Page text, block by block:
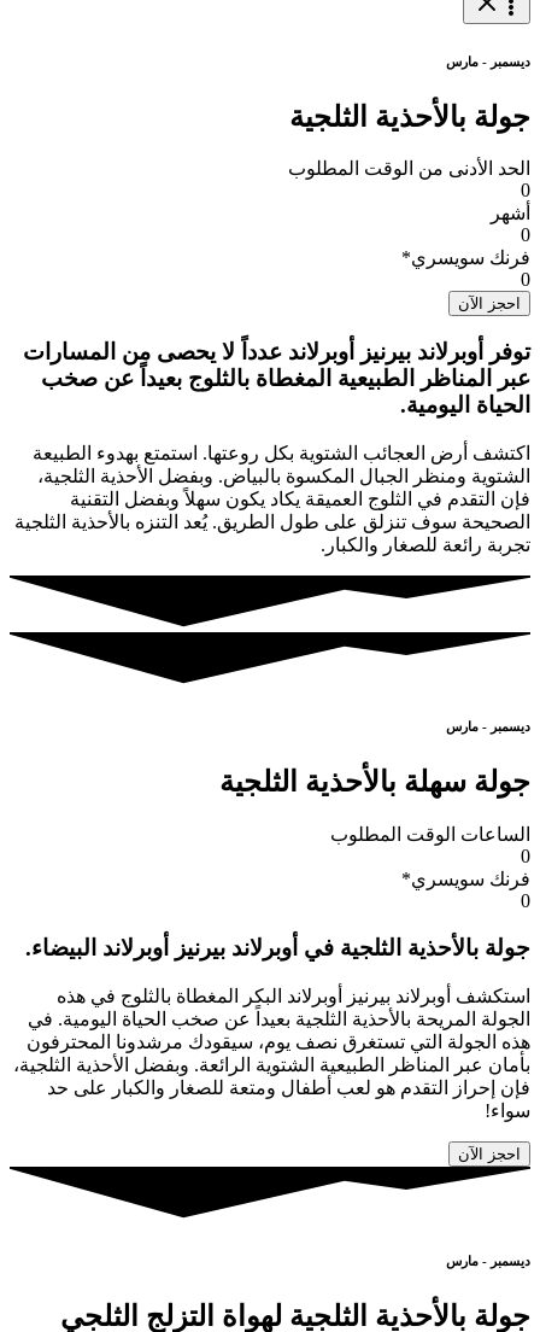
ديسمبر - مارس
جولة بالأحذية الثلجية
الحد الأدنى من الوقت المطلوب
0
أشهر
0
فرنك سويسري*
0
احجز الآن
توفر أوبرلاند بيرنيز أوبرلاند عدداً لا يحصى من المسارات
عبر المناظر الطبيعية المغطاة بالثلوج بعيداً عن صخب
الحياة اليومية.
اكتشف أرض العجائب الشتوية بكل روعتها. استمتع بهدوء الطبيعة
الشتوية ومنظر الجبال المكسوة بالبياض. وبفضل الأحذية الثلجية،
فإن التقدم في الثلوج العميقة يكاد يكون سهلاً وبفضل التقنية
الصحيحة سوف تنزلق على طول الطريق. يُعد التنزه بالأحذية الثلجية
تجربة رائعة للصغار والكبار.
ديسمبر - مارس
جولة سهلة بالأحذية الثلجية
الساعات الوقت المطلوب
0
فرنك سويسري*
0
جولة بالأحذية الثلجية في أوبرلاند بيرنيز أوبرلاند البيضاء.
استكشف أوبرلاند بيرنيز أوبرلاند البكر المغطاة بالثلوج في هذه
الجولة المريحة بالأحذية الثلجية بعيداً عن صخب الحياة اليومية. في
هذه الجولة التي تستغرق نصف يوم، سيقودك مرشدونا المحترفون
بأمان عبر المناظر الطبيعية الشتوية الرائعة. وبفضل الأحذية الثلجية،
فإن إحراز التقدم هو لعب أطفال ومتعة للصغار والكبار على حد
سواء!
احجز الآن
ديسمبر - مارس
جولة بالأحذية الثلجية لهواة التزلج الثلجي